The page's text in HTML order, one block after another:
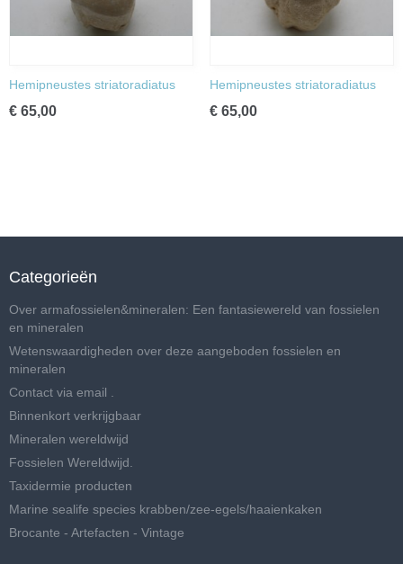
Hemipneustes striatoradiatus
€ 65,00
Hemipneustes striatoradiatus
€ 65,00
Categorieën
Over armafossielen&mineralen: Een fantasiewereld van fossielen
en mineralen
Wetenswaardigheden over deze aangeboden fossielen en
mineralen
Contact via email .
Binnenkort verkrijgbaar
Mineralen wereldwijd
Fossielen Wereldwijd.
Taxidermie producten
Marine sealife species krabben/zee-egels/haaienkaken
Brocante - Artefacten - Vintage